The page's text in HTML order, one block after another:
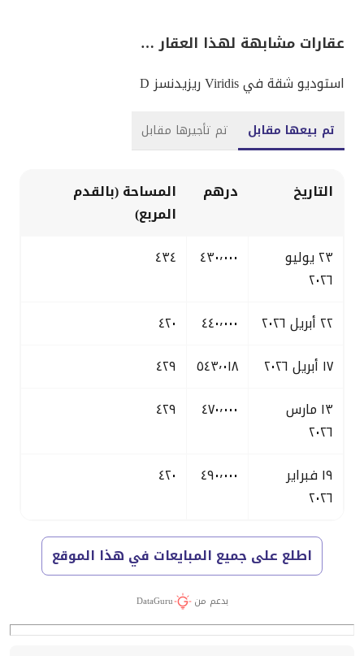
عقارات مشابهة لهذا العقار …
استوديو شقة في Viridis ريزيدنسز D
تم بيعها مقابل تم تأجيرها مقابل
التاريخ درهم
المساحة (بالقدم
المربع)
٢٣ يوليو
٢٠٢٦
٤٣٠٬٠٠٠ ٤٣٤
٢٢ أبريل ٢٠٢٦ ٤٤٠٬٠٠٠
٤٢٠
١٧ أبريل ٢٠٢٦
٥٤٣٬٠١٨
٤٢٩
١٣ مارس
٢٠٢٦
٤٧٠٬٠٠٠ ٤٢٩
١٩ فبراير
٢٠٢٦
٤٩٠٬٠٠٠ ٤٢٠
اطلع على جميع المبايعات في هذا الموقع
بدعم من DataGuru